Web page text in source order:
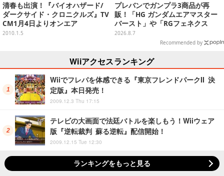
清春も出演！『バイオハザード/
ダークサイド・クロニクルズ』TV
CM1月4日よりオンエア
2010.1.5
プレバンでガンプラ3商品が再
販！「HG ガンダムエアマスター
バースト」や「RGフェネクス
（ナラティブVer.）」も
2026.8.7
Recommended by
Wiiアクセスランキング
Wiiでフレパを体感できる『東京フレンドパークII 決
定版』本日発売！
2009.12.3 Thu 17:15
テレビの大画面で法廷バトルを楽しもう！Wiiウェア
版『逆転裁判 蘇る逆転』配信開始！
2009.12.15 Tue 12:30
ランキングをもっと見る